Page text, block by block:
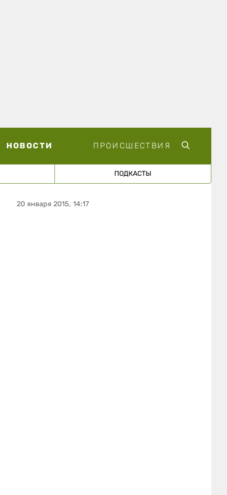
НОВОСТИ ПРОИСШЕСТВИЯ
ПОДКАСТЫ
20 января 2015, 14:17